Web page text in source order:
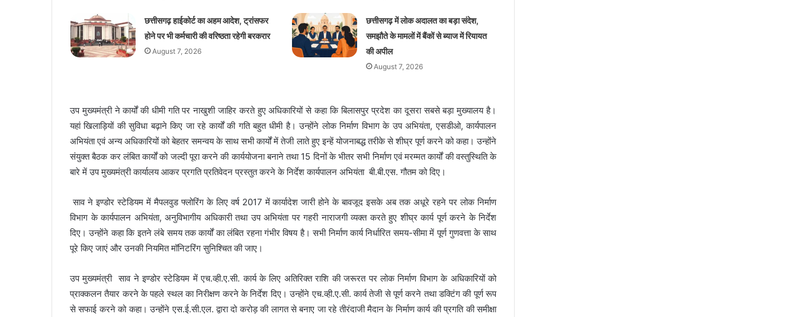
छत्तीसगढ़ हाईकोर्ट का अहम आदेश, ट्रांसफर
होने पर भी कर्मचारी की वरिष्ठता रहेगी बरकरार
August 7, 2026
छत्तीसगढ़ में लोक अदालत का बड़ा संदेश,
समझौते के मामलों में बैंकों से ब्याज में रियायत
की अपील
August 7, 2026
उप मुख्यमंत्री ने कार्यों की धीमी गति पर नाखुशी जाहिर करते हुए अधिकारियों से कहा कि बिलासपुर प्रदेश का दूसरा सबसे बड़ा मुख्यालय है।
यहां खिलाड़ियों की सुविधा बढ़ाने किए जा रहे कार्यों की गति बहुत धीमी है। उन्होंने लोक निर्माण विभाग के उप अभियंता, एसडीओ, कार्यपालन
अभियंता एवं अन्य अधिकारियों को बेहतर समन्वय के साथ सभी कार्यों में तेजी लाते हुए इन्हें योजनाबद्ध तरीके से शीघ्र पूर्ण करने को कहा। उन्होंने
संयुक्त बैठक कर लंबित कार्यों को जल्दी पूरा करने की कार्ययोजना बनाने तथा 15 दिनों के भीतर सभी निर्माण एवं मरम्मत कार्यों की वस्तुस्थिति के
बारे में उप मुख्यमंत्री कार्यालय आकर प्रगति प्रतिवेदन प्रस्तुत करने के निर्देश कार्यपालन अभियंता बी.बी.एस. गौतम को दिए।
साव ने इण्डोर स्टेडियम में मैपलवुड फ्लोरिंग के लिए वर्ष 2017 में कार्यादेश जारी होने के बावजूद इसके अब तक अधूरे रहने पर लोक निर्माण
विभाग के कार्यपालन अभियंता, अनुविभागीय अधिकारी तथा उप अभियंता पर गहरी नाराजगी व्यक्त करते हुए शीघ्र कार्य पूर्ण करने के निर्देश
दिए। उन्होंने कहा कि इतने लंबे समय तक कार्यों का लंबित रहना गंभीर विषय है। सभी निर्माण कार्य निर्धारित समय-सीमा में पूर्ण गुणवत्ता के साथ
पूरे किए जाएं और उनकी नियमित मॉनिटरिंग सुनिश्चित की जाए।
उप मुख्यमंत्री साव ने इण्डोर स्टेडियम में एच.व्ही.ए.सी. कार्य के लिए अतिरिक्त राशि की जरूरत पर लोक निर्माण विभाग के अधिकारियों को
प्राक्कलन तैयार करने के पहले स्थल का निरीक्षण करने के निर्देश दिए। उन्होंने एच.व्ही.ए.सी. कार्य तेजी से पूर्ण करने तथा डक्टिंग की पूर्ण रूप
से सफाई करने को कहा। उन्होंने एस.ई.सी.एल. द्वारा दो करोड़ की लागत से बनाए जा रहे तीरंदाजी मैदान के निर्माण कार्य की प्रगति की समीक्षा